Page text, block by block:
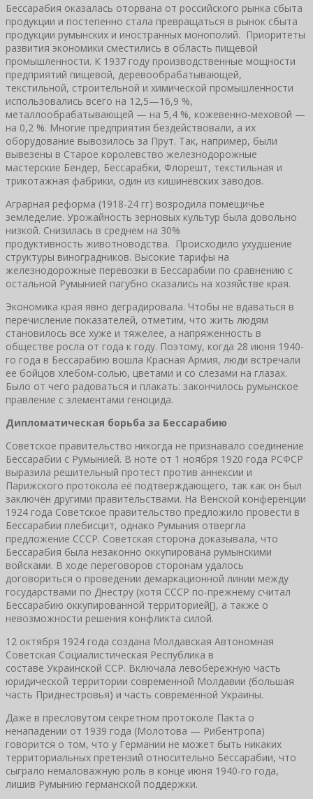
Бессарабия оказалась оторвана от российского рынка сбыта
продукции и постепенно стала превращаться в рынок сбыта
продукции румынских и иностранных монополий. Приоритеты
развития экономики сместились в область пищевой
промышленности. К 1937 году производственные мощности
предприятий пищевой, деревообрабатывающей,
текстильной, строительной и химической промышленности
использовались всего на 12,5—16,9 %,
металлообрабатывающей — на 5,4 %, кожевенно-меховой —
на 0,2 %. Многие предприятия бездействовали, а их
оборудование вывозилось за Прут. Так, например, были
вывезены в Старое королевство железнодорожные
мастерские Бендер, Бессарабки, Флорешт, текстильная и
трикотажная фабрики, один из кишинёвских заводов.
Аграрная реформа (1918-24 гг) возродила помещичье
земледелие. Урожайность зерновых культур была довольно
низкой. Снизилась в среднем на 30%
продуктивность животноводства. Происходило ухудшение
структуры виноградников. Высокие тарифы на
железнодорожные перевозки в Бессарабии по сравнению с
остальной Румынией пагубно сказались на хозяйстве края.
Экономика края явно деградировала. Чтобы не вдаваться в
перечисление показателей, отметим, что жить людям
становилось все хуже и тяжелее, а напряженность в
обществе росла от года к году. Поэтому, когда 28 июня 1940-
го года в Бессарабию вошла Красная Армия, люди встречали
ее бойцов хлебом-солью, цветами и со слезами на глазах.
Было от чего радоваться и плакать: закончилось румынское
правление с элементами геноцида.
Дипломатическая борьба за Бессарабию
Советское правительство никогда не признавало соединение
Бессарабии с Румынией. В ноте от 1 ноября 1920 года РСФСР
выразила решительный протест против аннексии и
Парижского протокола её подтверждающего, так как он был
заключён другими правительствами. На Венской конференции
1924 года Советское правительство предложило провести в
Бессарабии плебисцит, однако Румыния отвергла
предложение СССР. Советская сторона доказывала, что
Бессарабия была незаконно оккупирована румынскими
войсками. В ходе переговоров сторонам удалось
договориться о проведении демаркационной линии между
государствами по Днестру (хотя СССР по-прежнему считал
Бессарабию оккупированной территорией[), а также о
невозможности решения конфликта силой.
12 октября 1924 года создана Молдавская Автономная
Советская Социалистическая Республика в
составе Украинской ССР. Включала левобережную часть
юридической территории современной Молдавии (большая
часть Приднестровья) и часть современной Украины.
Даже в пресловутом секретном протоколе Пакта о
ненападении от 1939 года (Молотова — Рибентропа)
говорится о том, что у Германии не может быть никаких
территориальных претензий относительно Бессарабии, что
сыграло немаловажную роль в конце июня 1940-го года,
лишив Румынию германской поддержки.